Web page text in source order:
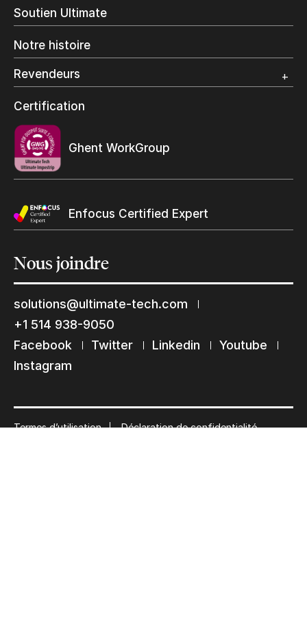
Impression d’étiquettes
Emballage numérique
Grand Format
Soutien Ultimate
Notre histoire
Revendeurs
Trouvez un revendeur
Certification
Ghent WorkGroup
Enfocus Certified Expert
Nousjoindre
solutions@ultimate-tech.com
+1 514 938-9050
Facebook
Twitter Linkedin
Youtube
Instagram
Termes d’utilisation Déclaration de confidentialité
Restons en contact
Abonnez-vous à notre liste de diffusion